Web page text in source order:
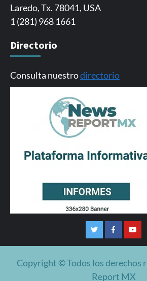
Laredo, Tx. 78041, USA
1 (281) 968 1661
Directorio
Consulta nuestrodirectorio
TwitterFacebook
Copyright © Todos los derechos
Report MX